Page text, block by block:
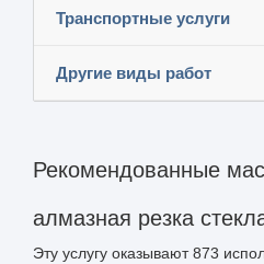
Транспортные услуги
Другие виды работ
Рекомендованные
алмазная резка
Эту услугу оказывают873